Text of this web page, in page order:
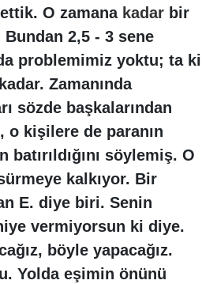
O zamana kadar bir
Bundan 2,5 - 3 sene
problemimiz yoktu; ta ki
Zamanında
sözde başkalarından
o kişilere de paranın
batırıldığını söylemiş. O
kalkıyor. Bir
E. diye biri. Senin
vermiyorsun ki diye.
böyle yapacağız.
Yolda eşimin önünü